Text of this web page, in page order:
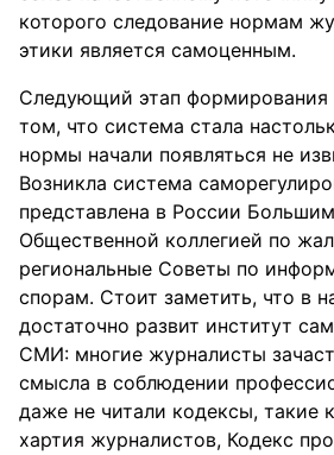
которого следование нормам
этики является самоценным.
Следующий этап формирования
том, что система стала
нормы начали появляться не
Возникла система
представлена в России
Общественной коллегией по
региональные Советы по
спорам. Стоит заметить, что в
достаточно развит институт
СМИ: многие журналисты
смысла в соблюдении
даже не читали кодексы, такие
хартия журналистов, Кодекс